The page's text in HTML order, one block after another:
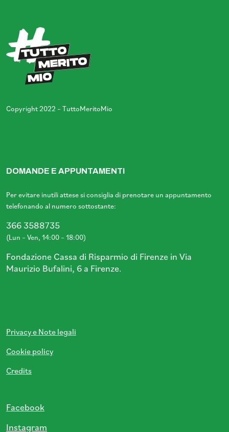
Copyright 2022 – TuttoMeritoMio
DOMANDE E APPUNTAMENTI
Per evitare inutili attese si consiglia di prenotare un appuntamento
telefonando al numero sottostante:
366 3588735
(Lun – Ven, 14:00 – 18:00)
Fondazione Cassa di Risparmio di Firenze in Via
Maurizio Bufalini, 6 a Firenze.
Privacy e Note legali
Cookie policy
Credits
Facebook
Instagram